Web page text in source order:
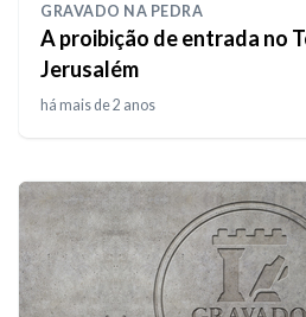
GRAVADO NA PEDRA
A proibição de entrada no
Jerusalém
há mais de 2 anos